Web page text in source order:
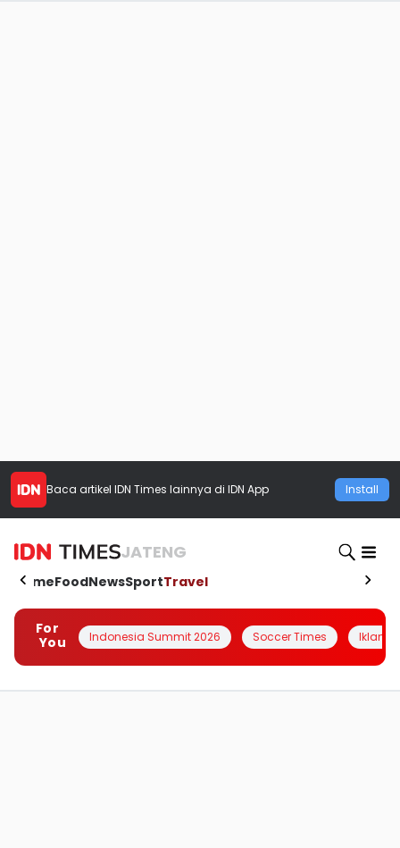
Baca artikel IDN Times lainnya di IDN App Install
JATENG
HomeFoodNewsSportTravel
For
You
Indonesia Summit 2026 Soccer Times Iklanin